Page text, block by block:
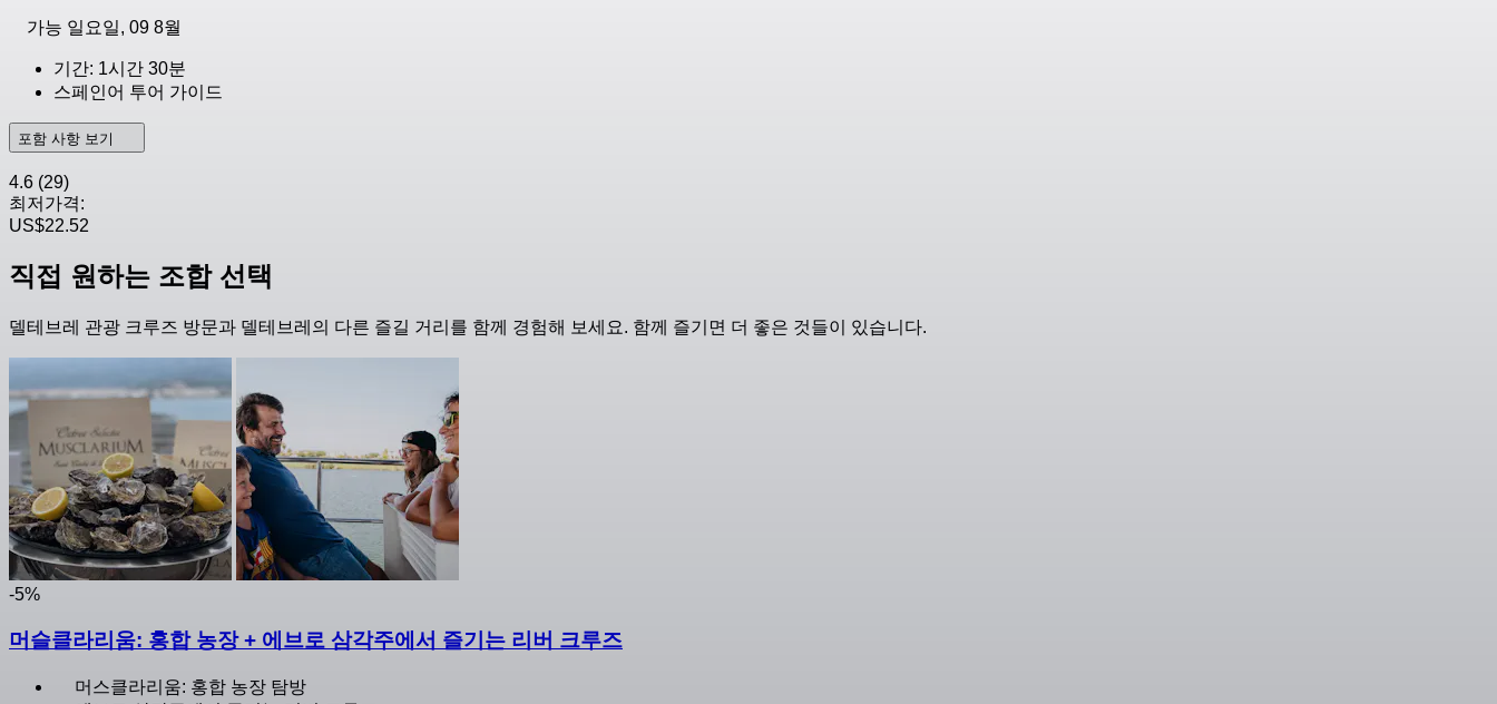
가능 일요일, 09 8월
기간: 1시간 30분
스페인어 투어 가이드
포함 사항 보기
4.6 (29)
최저가격:
US$22.52
직접 원하는 조합 선택
델테브레 관광 크루즈 방문과 델테브레의 다른 즐길 거리를 함께 경험해 보세요. 함께 즐기면 더 좋은 것들이 있습니다.
-5%
머슬클라리움: 홍합 농장 + 에브로 삼각주에서 즐기는 리버 크루즈
머스클라리움: 홍합 농장 탐방